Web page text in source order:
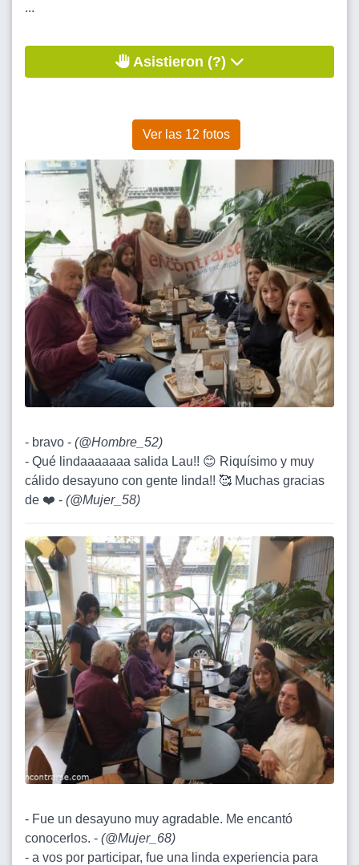
...
Asistieron (?)
Ver las 12 fotos
- bravo - (@Hombre_52)
- Qué lindaaaaaaa salida Lau!! 😊 Riquísimo y muy
cálido desayuno con gente linda!! 🥰 Muchas gracias
de ❤️ - (@Mujer_58)
- Fue un desayuno muy agradable. Me encantó
conocerlos. - (@Mujer_68)
- a vos por participar, fue una linda experiencia para